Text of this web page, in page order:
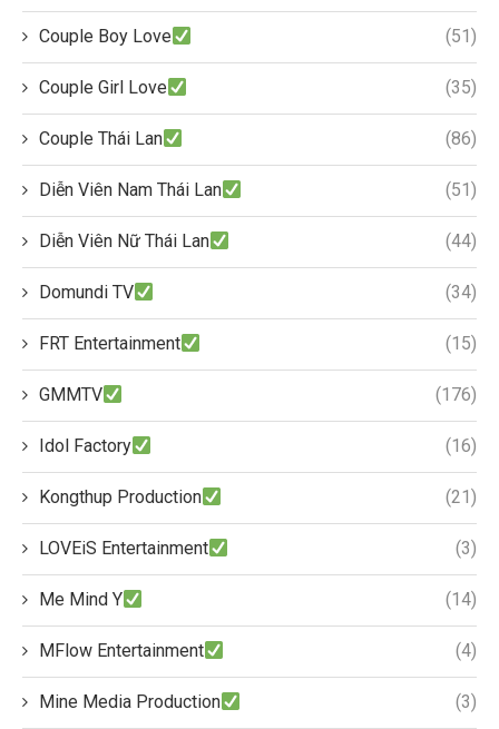
Couple Boy Love (51)
Couple Girl Love (35)
Couple Thái Lan (86)
Diễn Viên Nam Thái Lan (51)
Diễn Viên Nữ Thái Lan (44)
Domundi TV (34)
FRT Entertainment (15)
GMMTV (176)
Idol Factory (16)
Kongthup Production (21)
LOVEiS Entertainment (3)
Me Mind Y (14)
MFlow Entertainment (4)
Mine Media Production (3)